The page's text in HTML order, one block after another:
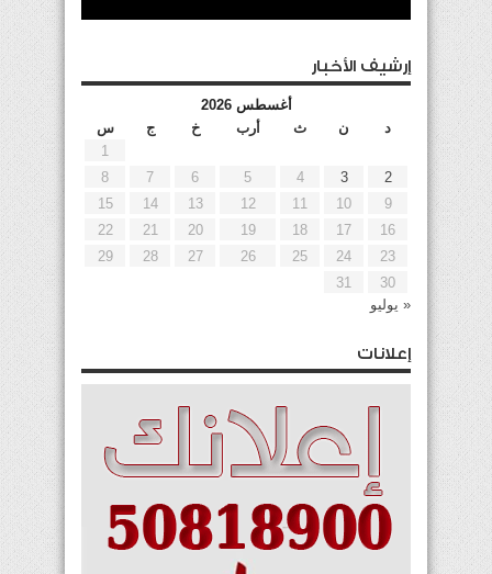
إرشيف الأخبار
أغسطس 2026
د
ن ث أرب خ ج
س
1
2
3
4
5
6
7
8
9
10
11
12
13
14
15
16
17
18
19
20
21
22
23
24
25
26
27
28
29
30
31
« يوليو
إعلانات